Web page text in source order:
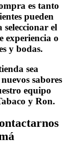
es tanto
pueden
el
experiencia o
y bodas.
sea
sabores
equipo
y Ron.